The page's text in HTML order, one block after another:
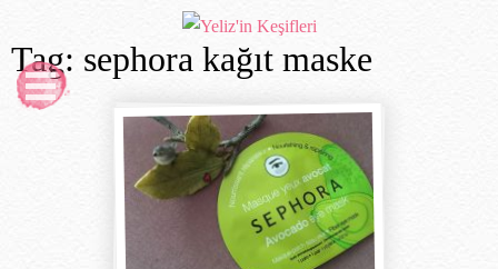
Tag: sephora kağıt maske